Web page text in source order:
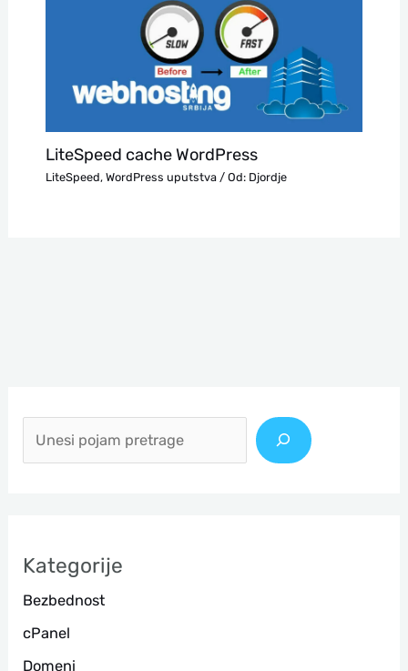
LiteSpeed cache WordPress
LiteSpeed, WordPress uputstva/ Od: Djordje
е
г
а
Kategorije
Bezbednost
cPanel
Domeni